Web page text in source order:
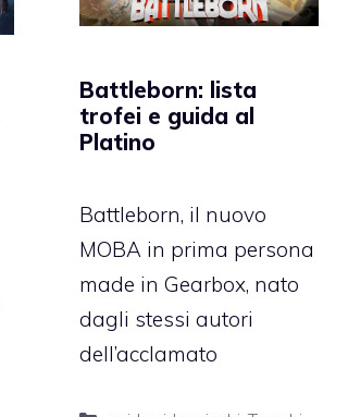
Battleborn: lista
trofei e guida al
Platino
Battleborn, il nuovo
MOBA in prima persona
made in Gearbox, nato
dagli stessi autori
dell’acclamato